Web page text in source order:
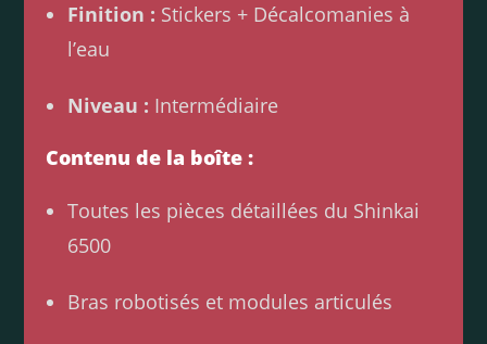
Finition : Stickers + Décalcomanies à
l’eau
Niveau : Intermédiaire
Contenu de la boîte :
Toutes les pièces détaillées du Shinkai
6500
Bras robotisés et modules articulés